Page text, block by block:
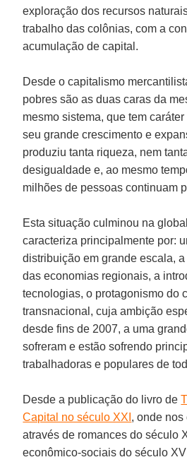
exploração dos recursos
trabalho das colônias, com a
acumulação de capital.
Desde o capitalismo
pobres são as duas caras da
mesmo sistema, que tem
seu grande crescimento e
produziu tanta riqueza, nem
desigualdade e, ao mesmo
milhões de pessoas continuam
Esta situação culminou na
caracteriza principalmente por:
distribuição em grande escala,
das economias regionais, a
tecnologias, o protagonismo do
transnacional, cuja ambição
desde fins de 2007, a uma
sofreram e estão sofrendo
trabalhadoras e populares de
Desde a publicação do livro de
Capital no século XXI , onde
através de romances do século
econômico-sociais do século